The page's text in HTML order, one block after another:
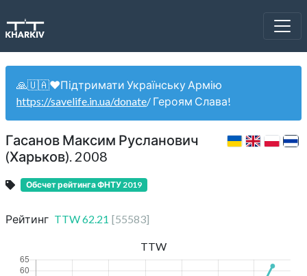
🙏🇺🇦❤️Підтримати Українську Армію
https://savelife.in.ua/donate/ Героям Слава!
Гасанов Максим Русланович
(Харьков). 2008
Обсчет рейтинга ФНТУ 2019
Рейтинг TTW62.21 [55583]
TTW